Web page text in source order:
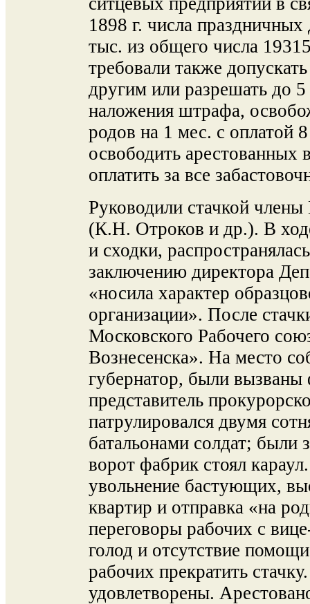
1898 г. числа
тыс. из общего числа
требовали также
другим или разрешать до
наложения штрафа,
родов на 1 мес. с оплатой
освободить арестованных
оплатить за все
Руководили стачкой
(К.Н. Отроков и др.). В
и сходки,
заключению директора
«носила характер
организации». После
Московского Рабочего
Вознесенска». На место
губернатор, были
представитель
патрулировался двумя
батальонами солдат; были
ворот фабрик стоял
увольнение бастующих,
квартир и отправка «на
переговоры рабочих с
голод и отсутствие
рабочих прекратить
удовлетворены.